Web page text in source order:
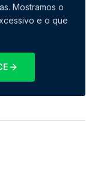
Mostramos o
e o que